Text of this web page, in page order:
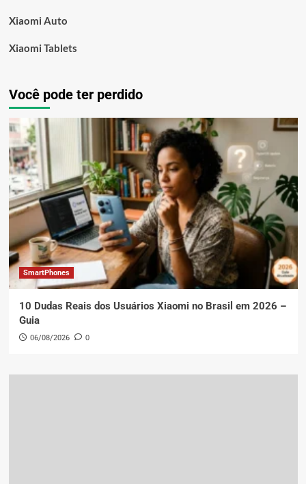
Xiaomi Auto
Xiaomi Tablets
Você pode ter perdido
SmartPhones
10 Dudas Reais dos Usuários Xiaomi no Brasil em 2026 –
Guia
06/08/2026 0